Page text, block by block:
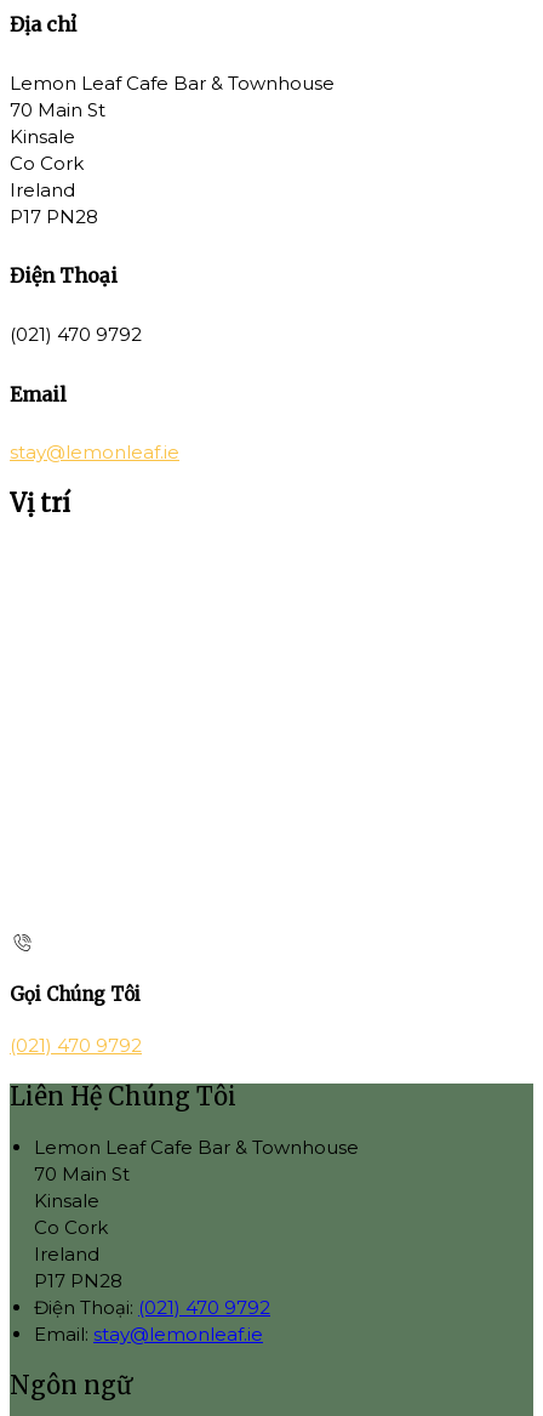
Địa chỉ
Lemon Leaf Cafe Bar & Townhouse
70 Main St
Kinsale
Co Cork
Ireland
P17 PN28
Điện Thoại
(021) 470 9792
Email
stay@lemonleaf.ie
Vị trí
Gọi Chúng Tôi
(021) 470 9792
Liên Hệ Chúng Tôi
Lemon Leaf Cafe Bar & Townhouse
70 Main St
Kinsale
Co Cork
Ireland
P17 PN28
Điện Thoại: (021) 470 9792
Email: stay@lemonleaf.ie
Ngôn ngữ